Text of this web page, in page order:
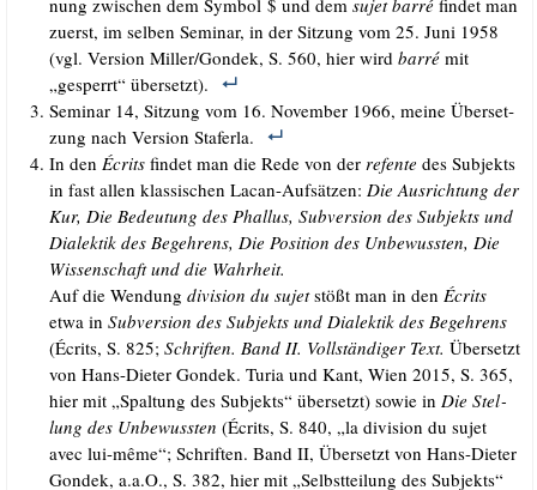
zuerst, im sel­ben Semi­nar, in der Sit­zung vom 25. Juni 1958
(vgl. Ver­si­on Miller/​Gondek, S. 560, hier wirdbar­ré mit
„gesperrt“ übersetzt).
Semi­nar 14, Sit­zung vom 16. Novem­ber 1966, mei­ne Über­set­
zung nach Ver­si­on Staferla.
In den Écrits fin­det man die Rede von der ref­en­te des Sub­jekts
in fast allen klas­si­schen Lacan-Auf­sät­zen: Die Aus­rich­tung der
Kur, Die Bedeu­tung des Phal­lus, Sub­ver­si­on des Sub­jekts und
Dia­lek­tik des Begeh­rens, Die Posi­ti­on des Unbe­wuss­ten, Die
Wis­sen­schaft und die Wahrheit.
Auf die Wen­dungdivi­si­on du sujetstößt man in den Écrits
etwa inSub­ver­si­on des Sub­jekts und Dia­lek­tik des Begeh­rens
(Écrits, S. 825;Schrif­ten. Band II. Voll­stän­di­ger Text. Über­setzt
von Hans-Die­ter Gon­dek. Turia und Kant, Wien 2015, S. 365,
hier mit „Spal­tung des Sub­jekts“ über­setzt) sowie in Die Stel­
lung des Unbe­wuss­ten (Écrits, S. 840, „la divi­si­on du sujet
avec lui-même“; Schrif­ten. Band II, Über­setzt von Hans-Die­ter
Gon­dek, a.a.O., S. 382, hier mit „Selbst­tei­lung des Sub­jekts“